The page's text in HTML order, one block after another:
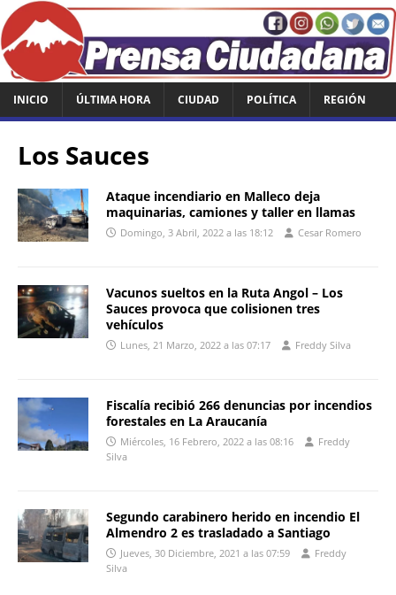
INICIO ÚLTIMA HORA CIUDAD POLÍTICA REGIÓN
Los Sauces
Ataque incendiario en Malleco deja
maquinarias, camiones y taller en llamas
Domingo, 3 Abril, 2022 a las 18:12 Cesar Romero
Vacunos sueltos en la Ruta Angol – Los
Sauces provoca que colisionen tres
vehículos
Lunes, 21 Marzo, 2022 a las 07:17 Freddy Silva
Fiscalía recibió 266 denuncias por incendios
forestales en La Araucanía
Miércoles, 16 Febrero, 2022 a las 08:16
Freddy
Silva
Segundo carabinero herido en incendio El
Almendro 2 es trasladado a Santiago
Jueves, 30 Diciembre, 2021 a las 07:59
Freddy
Silva